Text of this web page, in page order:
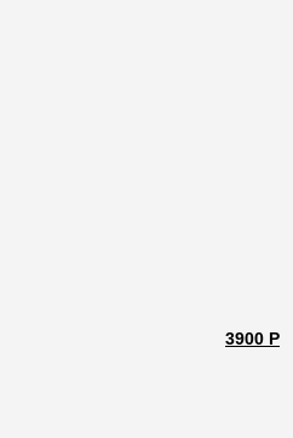
3900 Р